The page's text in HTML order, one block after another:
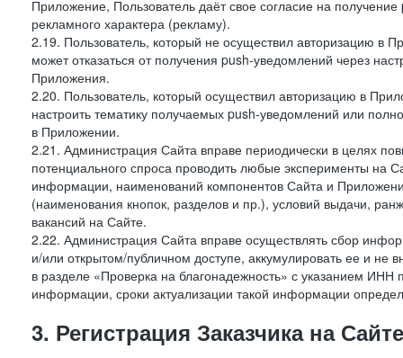
Приложение, Пользователь даёт свое согласие на
рекламного характера (рекламу).
2.19. Пользователь, который не осуществил авторизацию в
может отказаться от получения push-уведомлений через
Приложения.
2.20. Пользователь, который осуществил авторизацию в
настроить тематику получаемых push-уведомлений или
в Приложении.
2.21. Администрация Сайта вправе периодически в целях
потенциального спроса проводить любые эксперименты на
информации, наименований компонентов Сайта и
(наименования кнопок, разделов и пр.), условий выдачи,
вакансий на Сайте.
2.22. Администрация Сайта вправе осуществлять сбор
и/или открытом/публичном доступе, аккумулировать ее и не
в разделе «Проверка на благонадежность» с указанием
информации, сроки актуализации такой информации
3. Регистрация Заказчика на Сайте